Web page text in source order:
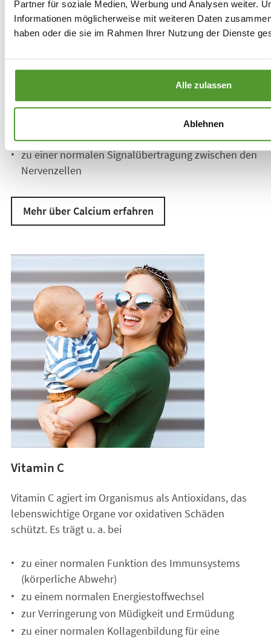
Partner für soziale Medien, Werbung und Analysen weiter.
Informationen möglicherweise mit weiteren Daten
haben oder die sie im Rahmen Ihrer Nutzung der Dienste
Alle zulassen
Ablehnen
Calcium
Calcium gilt als mengenmäßig wichtigster Mineralstoff
zur Erhaltung normaler Zähne
zu einem normalen Energiestoffwechsel
zur normalen Funktion von Verdauungsenzymen
zu einer normalen Signalübertragung zwischen den
Nervenzellen
Mehr über Calcium erfahren
Vitamin C
Vitamin C agiert im Organismus als Antioxidans, das
lebenswichtige Organe vor oxidativen Schäden
schützt. Es trägt u. a. bei
zu einer normalen Funktion des Immunsystems
(körperliche Abwehr)
zu einem normalen Energiestoffwechsel
zur Verringerung von Müdigkeit und Ermüdung
zu einer normalen Kollagenbildung für eine